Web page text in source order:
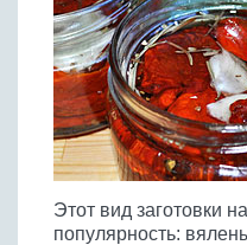
Этот вид заготовки
популярность: